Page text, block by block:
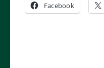
Facebook